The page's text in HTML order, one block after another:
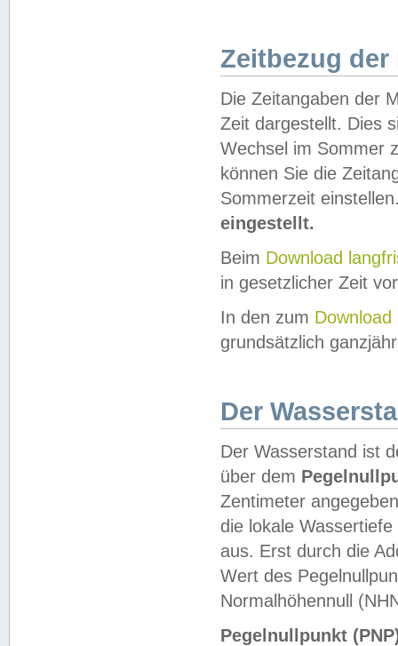
Zeitbezug der
Die Zeitangaben der
Zeit dargestellt. Dies
Wechsel im Sommer
können Sie die
Sommerzeit
eingestellt.
Beim Download
in gesetzlicher Zeit
In den zum Download
grundsätzlich
Der
Der Wasserstand ist
über dem
Zentimeter
die lokale
aus. Erst durch die
Wert des
Normalhöhennull
Pegelnullpunkt